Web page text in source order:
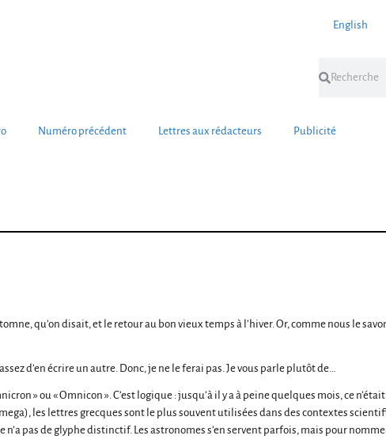
English
Numéro précédent Lettres aux rédacteurs Publicité
qu’on disait, et le retour au bon vieux temps à l’hiver. Or, comme nous le
d’en écrire un autre. Donc, je ne le ferai pas. Je vous parle plutôt de…
» ou « Omnicon ». C’est logique : jusqu’à il y a à peine quelques mois, ce
les lettres grecques sont le plus souvent utilisées dans des contextes
pas de glyphe distinctif. Les astronomes s’en servent parfois, mais pour